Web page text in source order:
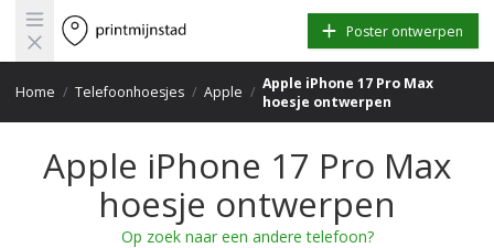
Open main menu Poster ontwerpen
Home / Telefoonhoesjes / Apple / Apple iPhone 17 Pro Max
hoesje ontwerpen
Apple iPhone 17 Pro Max
hoesje ontwerpen
Op zoek naar een andere telefoon?